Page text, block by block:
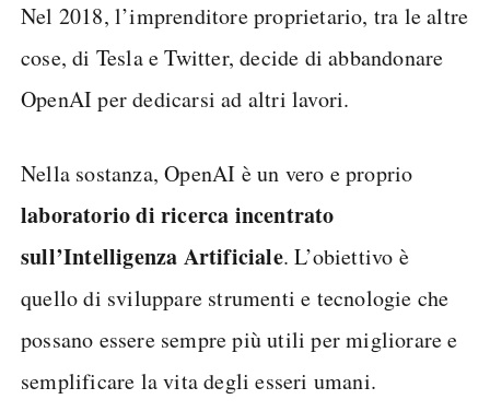
Nel 2018, l’imprenditore proprietario, tra le altre
cose, di Tesla e Twitter, decide di abbandonare
OpenAI per dedicarsi ad altri lavori.
Nella sostanza, OpenAI è un vero e proprio
laboratorio di ricerca incentrato
sull’Intelligenza Artificiale. L’obiettivo è
quello di sviluppare strumenti e tecnologie che
possano essere sempre più utili per migliorare e
semplificare la vita degli esseri umani.